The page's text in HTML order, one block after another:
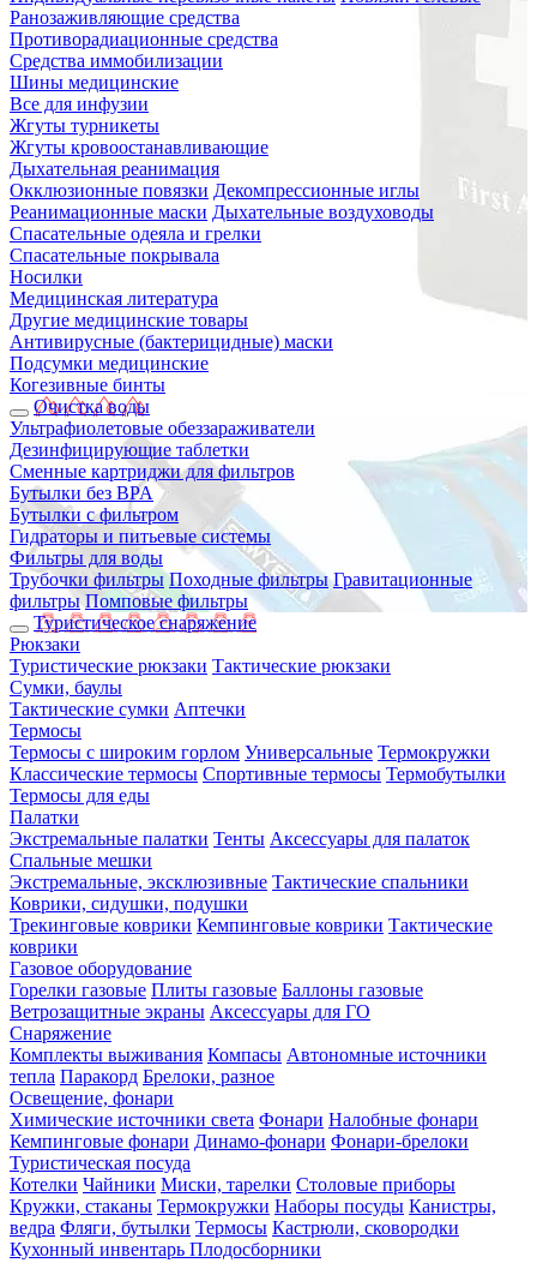
Ранозаживляющие средства
Противорадиационные средства
Средства иммобилизации
Шины медицинские
Все для инфузии
Жгуты турникеты
Жгуты кровоостанавливающие
Дыхательная реанимация
Окклюзионные повязки Декомпрессионные иглы
Реанимационные маски Дыхательные воздуховоды
Спасательные одеяла и грелки
Спасательные покрывала
Носилки
Медицинская литература
Другие медицинские товары
Антивирусные (бактерицидные) маски
Подсумки медицинские
Когезивные бинты
Очистка воды
Ультрафиолетовые обеззараживатели
Дезинфицирующие таблетки
Сменные картриджи для фильтров
Бутылки без BPA
Бутылки с фильтром
Гидраторы и питьевые системы
Фильтры для воды
Трубочки фильтры Походные фильтры Гравитационные
фильтры Помповые фильтры
Туристическое снаряжение
Рюкзаки
Туристические рюкзаки Тактические рюкзаки
Сумки, баулы
Тактические сумки Аптечки
Термосы
Термосы с широким горлом Универсальные Термокружки
Классические термосы Спортивные термосы Термобутылки
Термосы для еды
Палатки
Экстремальные палатки Тенты Аксессуары для палаток
Спальные мешки
Экстремальные, эксклюзивные Тактические спальники
Коврики, сидушки, подушки
Трекинговые коврики Кемпинговые коврики Тактические
коврики
Газовое оборудование
Горелки газовые Плиты газовые Баллоны газовые
Ветрозащитные экраны Аксессуары для ГО
Снаряжение
Комплекты выживания Компасы Автономные источники
тепла Паракорд Брелоки, разное
Освещение, фонари
Химические источники света Фонари Налобные фонари
Кемпинговые фонари Динамо-фонари Фонари-брелоки
Туристическая посуда
Котелки Чайники Миски, тарелки Столовые приборы
Кружки, стаканы Термокружки Наборы посуды Канистры,
ведра Фляги, бутылки Термосы Кастрюли, сковородки
Кухонный инвентарь Плодосборники